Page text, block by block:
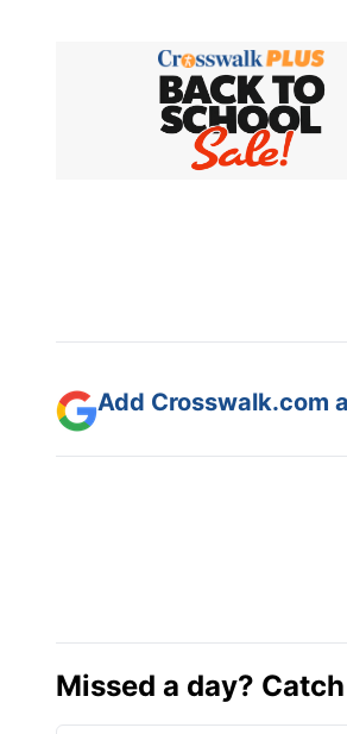
Add Crosswalk.com
Missed a day?